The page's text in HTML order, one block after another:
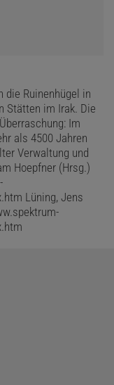
die Ruinenhügel in
Stätten im Irak. Die
Im
als 4500 Jahren
Verwaltung und
Hoepfner (Hrsg.)
Lüning, Jens